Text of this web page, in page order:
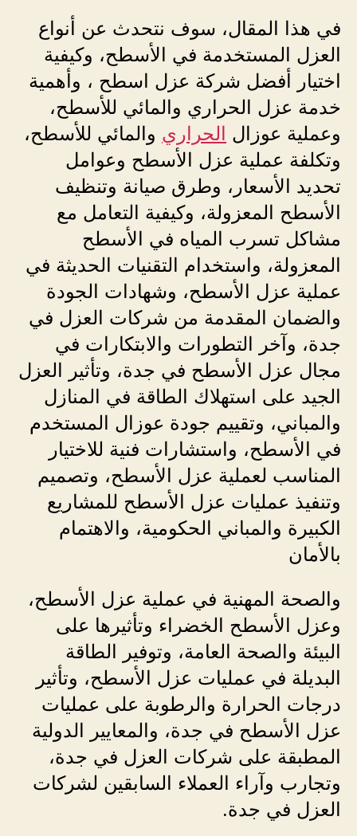
في هذا المقال، سوف نتحدث عن أنواع
العزل المستخدمة في الأسطح، وكيفية
اختيار أفضل شركة عزل اسطح ، وأهمية
خدمة عزل الحراري والمائي للأسطح،
وعملية عوزال
الحراري والمائي للأسطح،
وتكلفة عملية عزل الأسطح وعوامل
تحديد الأسعار، وطرق صيانة وتنظيف
الأسطح المعزولة، وكيفية التعامل مع
مشاكل تسرب المياه في الأسطح
المعزولة، واستخدام التقنيات الحديثة في
عملية عزل الأسطح، وشهادات الجودة
والضمان المقدمة من شركات العزل في
جدة، وآخر التطورات والابتكارات في
مجال عزل الأسطح في جدة، وتأثير العزل
الجيد على استهلاك الطاقة في المنازل
والمباني، وتقييم جودة عوزال المستخدم
في الأسطح، واستشارات فنية للاختيار
المناسب لعملية عزل الأسطح، وتصميم
وتنفيذ عمليات عزل الأسطح للمشاريع
الكبيرة والمباني الحكومية، والاهتمام
بالأمان
والصحة المهنية في عملية عزل الأسطح،
وعزل الأسطح الخضراء وتأثيرها على
البيئة والصحة العامة، وتوفير الطاقة
البديلة في عمليات عزل الأسطح، وتأثير
درجات الحرارة والرطوبة على عمليات
عزل الأسطح في جدة، والمعايير الدولية
المطبقة على شركات العزل في جدة،
وتجارب وآراء العملاء السابقين لشركات
العزل في جدة.